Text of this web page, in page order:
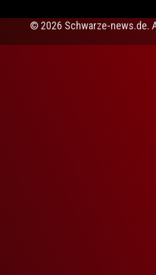
© 2026 Schwarze-news.de.